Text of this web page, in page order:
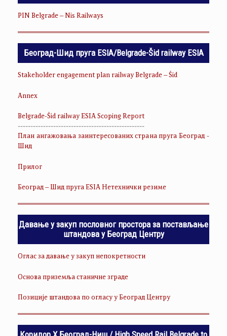
PIN Belgrade – Nis Railways
Београд-Шид пруга ESIA/Belgrade-Šid railway ESIA
Stakeholder engagement plan railway Belgrade – Šid
Annex
Belgrade-Šid railway ESIA Scoping Report
--------------------------------------------------
План ангажовања заинтересованих страна пруга Београд -
Шид
Прилог
Београд – Шид пруга ESIA Нетехнички резиме
Давање у закуп пословног простора за постављање
штандова у Београд Центру
Оглас за давање у закуп непокретности
Основа приземља станичне зграде
Позиције штандова по огласу у Београд Центру